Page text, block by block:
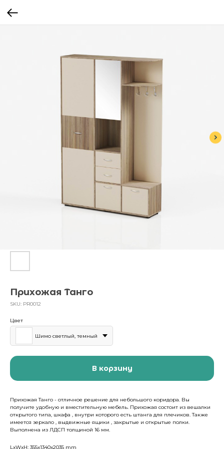
Прихожая Танго
SKU: PR0012
Цвет
Шимо светлый, темный
В корзину
Прихожая Танго - отличное решение для небольшого коридора. Вы
получите удобную и вместительную мебель. Прихожая состоит из вешалки
открытого типа, шкафа , внутри которого есть штанга для плечиков. Также
имеется зеркало , выдвижные ящики , закрытые и открытые полки.
Выполнена из ЛДСП толщиной 16 мм.
LxWxH: 355x1340x2035 mm